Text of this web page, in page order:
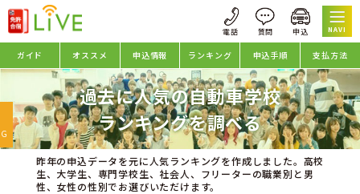
NAVI
ガイド オススメ 申込情報 ランキング 申込手順 支払方法
過去に人気の自動車学校
ランキングを調べる
昨年の申込データを元に人気ランキングを作成しました。高校
生、大学生、専門学校生、社会人、フリーターの職業別と男
性、女性の性別でお選びいただけます。